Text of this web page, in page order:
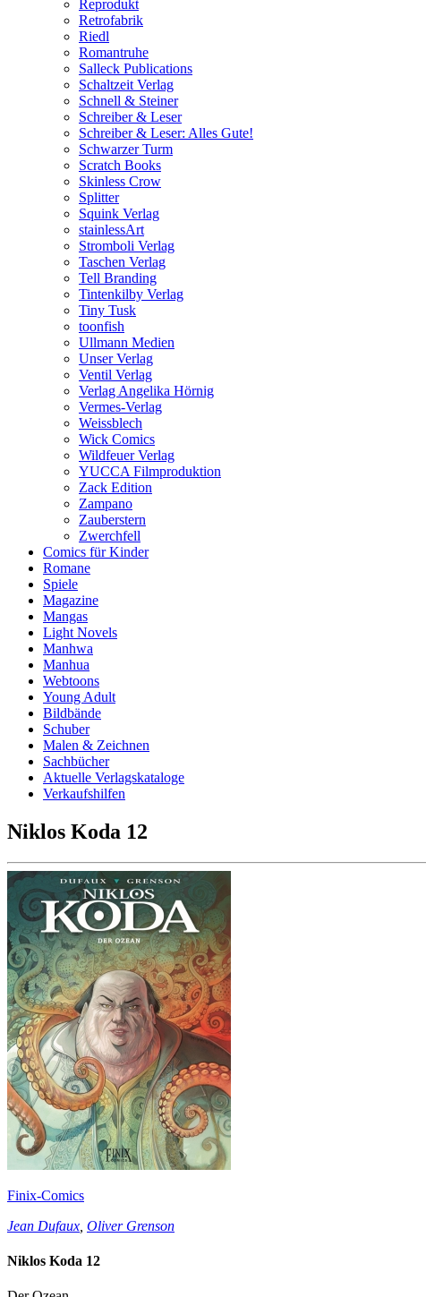
Reprodukt
Retrofabrik
Riedl
Romantruhe
Salleck Publications
Schaltzeit Verlag
Schnell & Steiner
Schreiber & Leser
Schreiber & Leser: Alles Gute!
Schwarzer Turm
Scratch Books
Skinless Crow
Splitter
Squink Verlag
stainlessArt
Stromboli Verlag
Taschen Verlag
Tell Branding
Tintenkilby Verlag
Tiny Tusk
toonfish
Ullmann Medien
Unser Verlag
Ventil Verlag
Verlag Angelika Hörnig
Vermes-Verlag
Weissblech
Wick Comics
Wildfeuer Verlag
YUCCA Filmproduktion
Zack Edition
Zampano
Zauberstern
Zwerchfell
Comics für Kinder
Romane
Spiele
Magazine
Mangas
Light Novels
Manhwa
Manhua
Webtoons
Young Adult
Bildbände
Schuber
Malen & Zeichnen
Sachbücher
Aktuelle Verlagskataloge
Verkaufshilfen
Niklos Koda 12
Finix-Comics
Jean Dufaux Oliver Grenson
Niklos Koda 12